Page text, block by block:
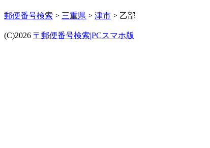
郵便番号検索 > 三重県 > 津市 > 乙部
(C)2026 〒郵便番号検索|PCスマホ版